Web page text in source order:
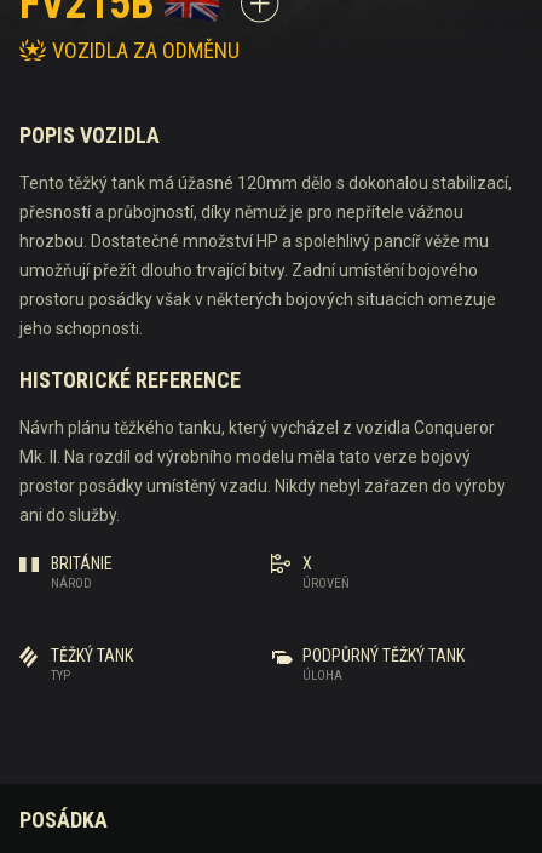
VOZIDLA ZA ODMĚNU
POPIS VOZIDLA
Tento těžký tank má úžasné 120mm dělo s dokonalou stabilizací,
přesností a průbojností, díky němuž je pro nepřítele vážnou
hrozbou. Dostatečné množství HP a spolehlivý pancíř věže mu
umožňují přežít dlouho trvající bitvy. Zadní umístění bojového
prostoru posádky však v některých bojových situacích omezuje
jeho schopnosti.
HISTORICKÉ REFERENCE
Návrh plánu těžkého tanku, který vycházel z vozidla Conqueror
Mk. II. Na rozdíl od výrobního modelu měla tato verze bojový
prostor posádky umístěný vzadu. Nikdy nebyl zařazen do výroby
ani do služby.
NÁROD
BRITÁNIE
ÚROVEŇ
X
TYP
TĚŽKÝ TANK
ÚLOHA
PODPŮRNÝ TĚŽKÝ TANK
POSÁDKA